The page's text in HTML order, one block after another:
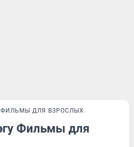
ФИЛЬМЫ ДЛЯ ВЗРОСЛЫХ
Фильмы для